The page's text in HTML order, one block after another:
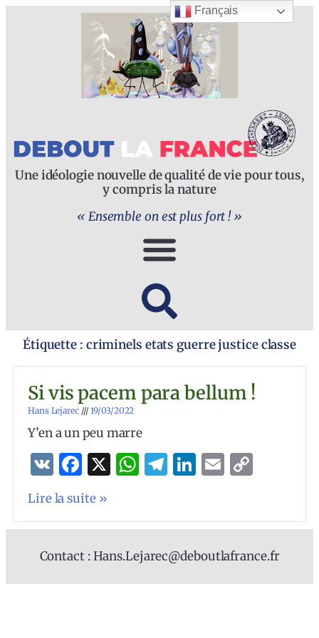
Une idéologie nouvelle de qualité de vie pour tous,
y compris la nature
« Ensemble on est plus fort ! »
Étiquette : criminels etats guerre justice classe
Si vis pacem para bellum !
Hans Lejarec 19/03/2022
Y’en a un peu marre
VK Facebook
X WhatsApp
Telegram
LinkedIn
Email
Lire la suite »
Contact : Hans.Lejarec@deboutlafrance.fr
Français